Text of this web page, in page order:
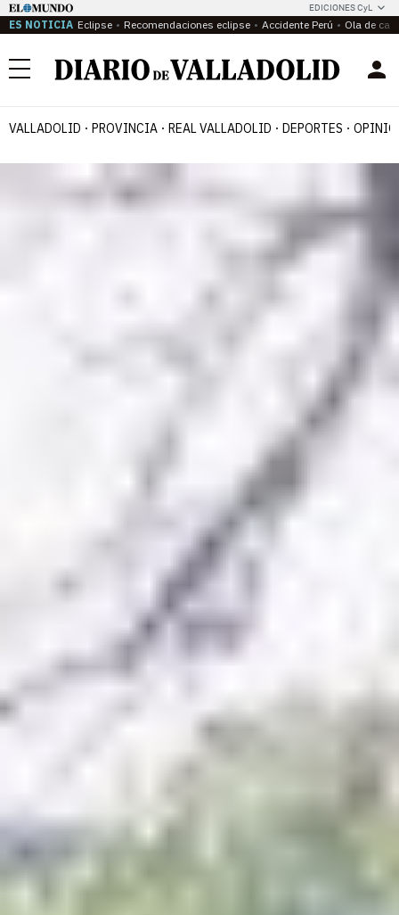
EDICIONES CyL
ES NOTICIA Eclipse Recomendaciones eclipse Accidente Perú Ola de
Menú
VALLADOLID PROVINCIA REAL VALLADOLID DEPORTES